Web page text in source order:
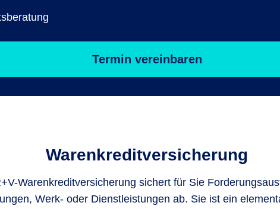
Termin vereinbaren
Warenkreditversicherung
Warenkreditversicherung sichert für Sie
Werk- oder Dienstleistungen ab. Sie ist ein